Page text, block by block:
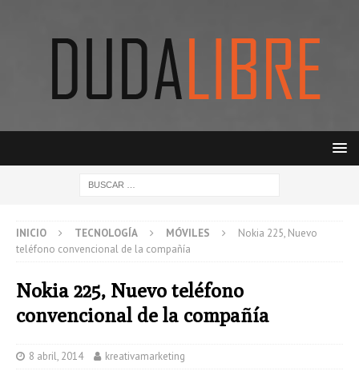
INICIO TECNOLOGÍA MÓVILES
Nokia 225, Nuevo
teléfono convencional de la compañía
Nokia 225, Nuevo teléfono
convencional de la compañía
8 abril, 2014 kreativamarketing